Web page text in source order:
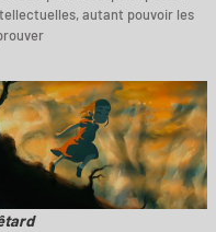
autant pouvoir les